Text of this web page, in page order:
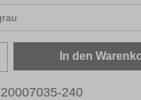
Gib den
In den
240